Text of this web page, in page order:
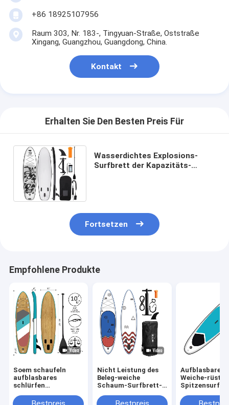
+86 18925107956
Raum 303, Nr. 183-, Tingyuan-Straße, Oststraße
Xingang, Guangzhou, Guangdong, China.
Kontakt
Erhalten Sie Den Besten Preis Für
Wasserdichtes Explosions-
Surfbrett der Kapazitäts-
Fortsetzen
Empfohlene Produkte
Soem schaufeln
aufblasbares
schlürfen
oben, surfend 17,5
Nicht Leistung des
Beleg-weiche
Schaum-Surfbrett-
Water Sports
Aufblasbares
Weiche-